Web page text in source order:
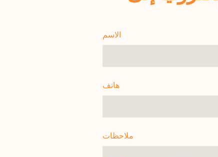
الاسم
هاتف
ملاحظات